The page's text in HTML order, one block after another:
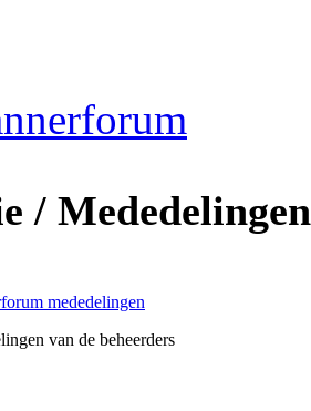
/ Mededelingen
mededelingen
van de beheerders